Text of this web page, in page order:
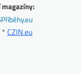
* CZIN.eu